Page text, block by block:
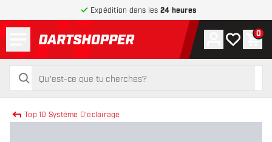
Expédition dans les 24 heures
retour à la page d’accueil
rechercher
rechercher
Compte
Ma liste0
Top 10 Système D'éclairage